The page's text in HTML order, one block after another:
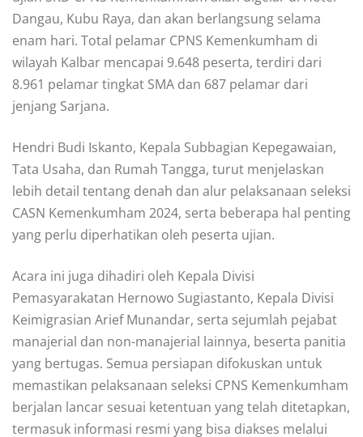
Dangau, Kubu Raya, dan akan berlangsung selama
enam hari. Total pelamar CPNS Kemenkumham di
wilayah Kalbar mencapai 9.648 peserta, terdiri dari
8.961 pelamar tingkat SMA dan 687 pelamar dari
jenjang Sarjana.
Hendri Budi Iskanto, Kepala Subbagian Kepegawaian,
Tata Usaha, dan Rumah Tangga, turut menjelaskan
lebih detail tentang denah dan alur pelaksanaan seleksi
CASN Kemenkumham 2024, serta beberapa hal penting
yang perlu diperhatikan oleh peserta ujian.
Acara ini juga dihadiri oleh Kepala Divisi
Pemasyarakatan Hernowo Sugiastanto, Kepala Divisi
Keimigrasian Arief Munandar, serta sejumlah pejabat
manajerial dan non-manajerial lainnya, beserta panitia
yang bertugas. Semua persiapan difokuskan untuk
memastikan pelaksanaan seleksi CPNS Kemenkumham
berjalan lancar sesuai ketentuan yang telah ditetapkan,
termasuk informasi resmi yang bisa diakses melalui